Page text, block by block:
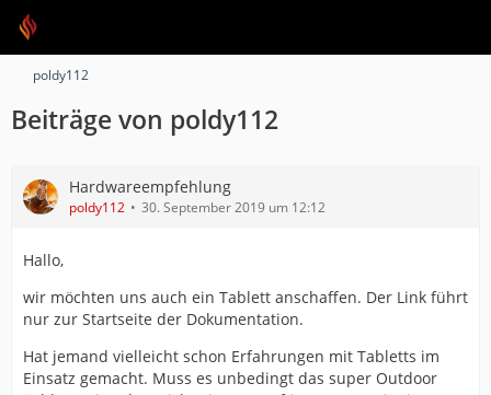
poldy112
Beiträge von poldy112
Hardwareempfehlung
poldy112 30. September 2019 um 12:12
Hallo,
wir möchten uns auch ein Tablett anschaffen. Der Link führt
nur zur Startseite der Dokumentation.
Hat jemand vielleicht schon Erfahrungen mit Tabletts im
Einsatz gemacht. Muss es unbedingt das super Outdoor